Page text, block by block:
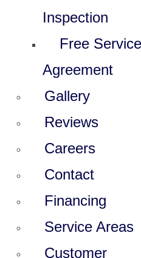
Inspection
Free Service
Agreement
Gallery
Reviews
Careers
Contact
Financing
Service Areas
Customer